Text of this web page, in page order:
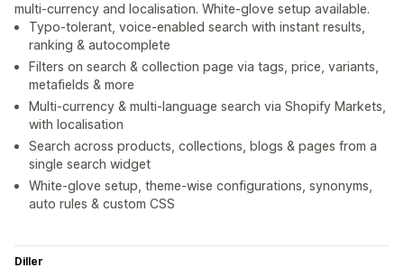
multi-currency and localisation. White-glove setup available.
Typo-tolerant, voice-enabled search with instant results,
ranking & autocomplete
Filters on search & collection page via tags, price, variants,
metafields & more
Multi-currency & multi-language search via Shopify Markets,
with localisation
Search across products, collections, blogs & pages from a
single search widget
White-glove setup, theme-wise configurations, synonyms,
auto rules & custom CSS
Diller